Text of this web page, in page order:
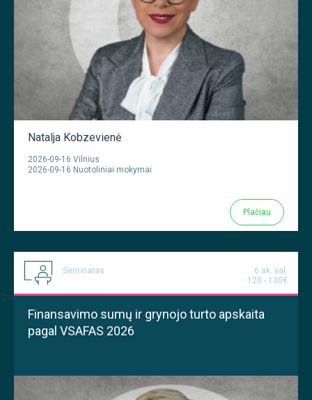
Natalja Kobzevienė
2026-09-16 Vilnius
2026-09-16 Nuotoliniai mokymai
Plačiau
Seminaras
6 ak. val.
120 - 130€
Finansavimo sumų ir grynojo turto apskaita
pagal VSAFAS 2026